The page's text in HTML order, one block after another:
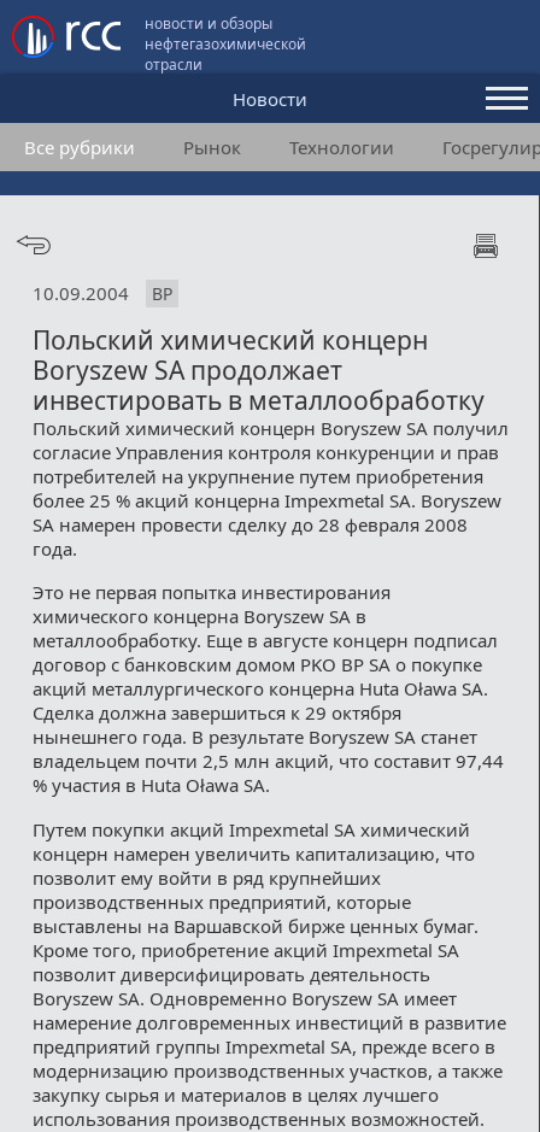
новости и обзоры
нефтегазохимической
отрасли
Новости
Аналитика и мнения
Конференции
Пользовательское соглашение
Медиакит
Контакты
Все рубрики Рынок Технологии
10.09.2004 BP
Польский химический концерн
Boryszew SA продолжает
инвестировать в металлообработку
Польский химический концерн Boryszew SA получил
согласие Управления контроля конкуренции и прав
потребителей на укрупнение путем приобретения
более 25 % акций концерна Impexmetal SA. Boryszew
SA намерен провести сделку до 28 февраля 2008
года.
Это не первая попытка инвестирования
химического концерна Boryszew SA в
металлообработку. Еще в августе концерн подписал
договор с банковским домом PKO BP SA о покупке
акций металлургического концерна Huta Oława SA.
Сделка должна завершиться к 29 октября
нынешнего года. В результате Boryszew SA станет
владельцем почти 2,5 млн акций, что составит 97,44
% участия в Huta Oława SA.
Путем покупки акций Impexmetal SA химический
концерн намерен увеличить капитализацию, что
позволит ему войти в ряд крупнейших
производственных предприятий, которые
выставлены на Варшавской бирже ценных бумаг.
Кроме того, приобретение акций Impexmetal SA
позволит диверсифицировать деятельность
Boryszew SA. Одновременно Boryszew SA имеет
намерение долговременных инвестиций в развитие
предприятий группы Impexmetal SA, прежде всего в
модернизацию производственных участков, а также
закупку сырья и материалов в целях лучшего
использования производственных возможностей.